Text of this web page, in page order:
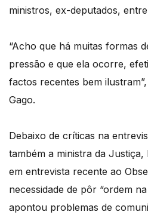
ministros, ex-deputados,
“Acho que há muitas formas
pressão e que ela ocorre,
factos recentes bem
Gago.
Debaixo de críticas na
também a ministra da
em entrevista recente ao
necessidade de pôr “ordem
apontou problemas de